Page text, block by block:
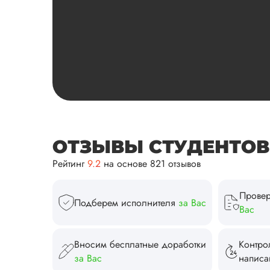
ОТЗЫВЫ СТУДЕНТОВ
Рейтинг9.2 на основе 821 отзывов
Подберем исполнителя за Вас
Вас
Вносим бесплатные доработки
за Вас